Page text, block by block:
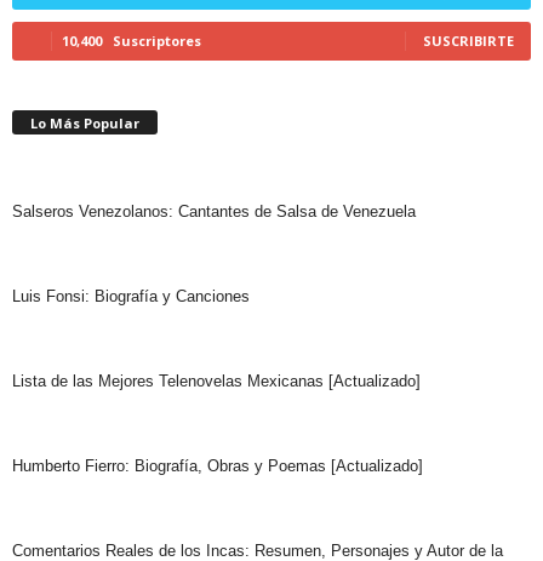
10,400 Suscriptores SUSCRIBIRTE
Lo Más Popular
Salseros Venezolanos: Cantantes de Salsa de Venezuela
Luis Fonsi: Biografía y Canciones
Lista de las Mejores Telenovelas Mexicanas [Actualizado]
Humberto Fierro: Biografía, Obras y Poemas [Actualizado]
Comentarios Reales de los Incas: Resumen, Personajes y Autor de la